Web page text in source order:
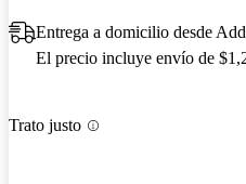
Entrega a domicilio desde
El precio incluye envío de
Trato justo